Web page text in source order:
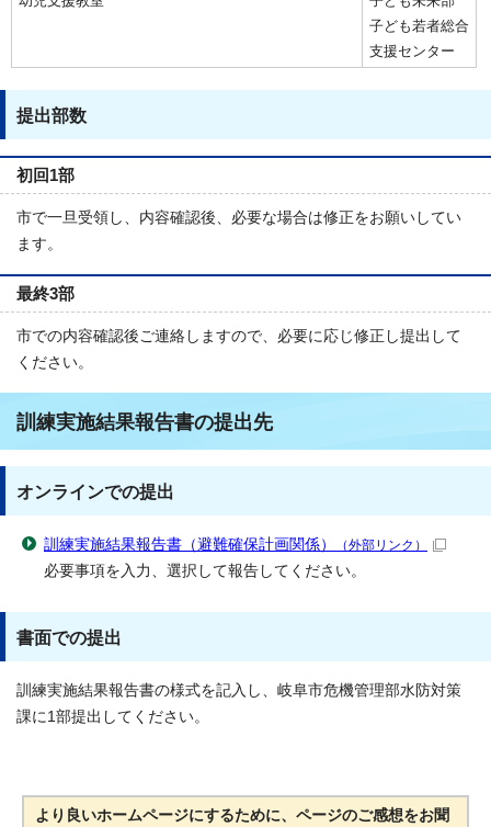
子ども若者総合
支援センター
提出部数
初回1部
市で一旦受領し、内容確認後、必要な場合は修正をお願いしてい
ます。
最終3部
市での内容確認後ご連絡しますので、必要に応じ修正し提出して
ください。
訓練実施結果報告書の提出先
オンラインでの提出
訓練実施結果報告書（避難確保計画関係） （外部リンク）
必要事項を入力、選択して報告してください。
書面での提出
訓練実施結果報告書の様式を記入し、岐阜市危機管理部水防対策
課に1部提出してください。
より良いホームページにするために、ページのご感想をお聞